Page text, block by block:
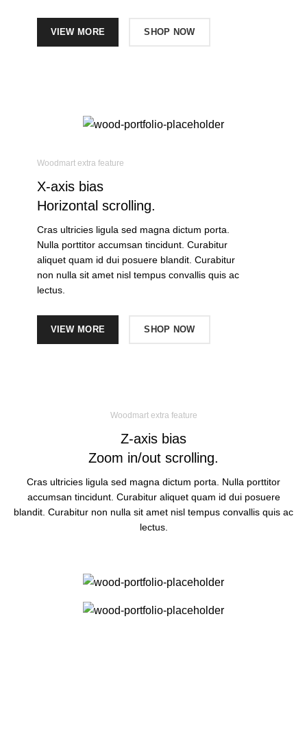
VIEW MORE SHOP NOW
Woodmart extra feature
X-axis bias
Horizontal scrolling.
Cras ultricies ligula sed magna dictum porta.
Nulla porttitor accumsan tincidunt. Curabitur
aliquet quam id dui posuere blandit. Curabitur
non nulla sit amet nisl tempus convallis quis ac
lectus.
VIEW MORE SHOP NOW
Woodmart extra feature
Z-axis bias
Zoom in/out scrolling.
Cras ultricies ligula sed magna dictum porta. Nulla porttitor
accumsan tincidunt. Curabitur aliquet quam id dui posuere
blandit. Curabitur non nulla sit amet nisl tempus convallis quis ac
lectus.